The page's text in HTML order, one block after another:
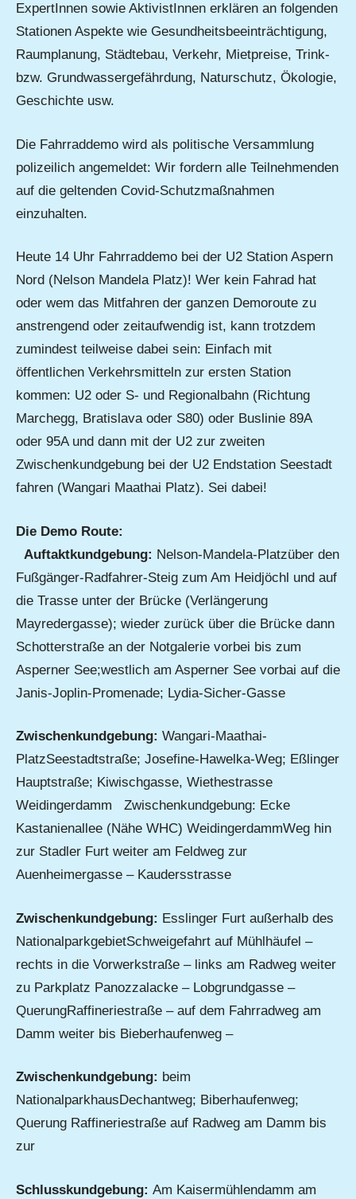
ExpertInnen sowie AktivistInnen erklären an folgenden
Stationen Aspekte wie Gesundheitsbeeinträchtigung,
Raumplanung, Städtebau, Verkehr, Mietpreise, Trink-
bzw. Grundwassergefährdung, Naturschutz, Ökologie,
Geschichte usw.
Die Fahrraddemo wird als politische Versammlung
polizeilich angemeldet: Wir fordern alle Teilnehmenden
auf die geltenden Covid-Schutzmaßnahmen
einzuhalten.
Heute 14 Uhr Fahrraddemo bei der U2 Station Aspern
Nord (Nelson Mandela Platz)! Wer kein Fahrad hat
oder wem das Mitfahren der ganzen Demoroute zu
anstrengend oder zeitaufwendig ist, kann trotzdem
zumindest teilweise dabei sein: Einfach mit
öffentlichen Verkehrsmitteln zur ersten Station
kommen: U2 oder S- und Regionalbahn (Richtung
Marchegg, Bratislava oder S80) oder Buslinie 89A
oder 95A und dann mit der U2 zur zweiten
Zwischenkundgebung bei der U2 Endstation Seestadt
fahren (Wangari Maathai Platz). Sei dabei!
Die Demo Route:
Auftaktkundgebung: Nelson-Mandela-Platzüber den
Fußgänger-Radfahrer-Steig zum Am Heidjöchl und auf
die Trasse unter der Brücke (Verlängerung
Mayredergasse); wieder zurück über die Brücke dann
Schotterstraße an der Notgalerie vorbei bis zum
Asperner See;westlich am Asperner See vorbai auf die
Janis-Joplin-Promenade; Lydia-Sicher-Gasse
Zwischenkundgebung: Wangari-Maathai-
PlatzSeestadtstraße; Josefine-Hawelka-Weg; Eßlinger
Hauptstraße; Kiwischgasse, Wiethestrasse
Weidingerdamm Zwischenkundgebung: Ecke
Kastanienallee (Nähe WHC) WeidingerdammWeg hin
zur Stadler Furt weiter am Feldweg zur
Auenheimergasse – Kaudersstrasse
Zwischenkundgebung: Esslinger Furt außerhalb des
NationalparkgebietSchweigefahrt auf Mühlhäufel –
rechts in die Vorwerkstraße – links am Radweg weiter
zu Parkplatz Panozzalacke – Lobgrundgasse –
QuerungRaffineriestraße – auf dem Fahrradweg am
Damm weiter bis Bieberhaufenweg –
Zwischenkundgebung: beim
NationalparkhausDechantweg; Biberhaufenweg;
Querung Raffineriestraße auf Radweg am Damm bis
zur
Schlusskundgebung: Am Kaisermühlendamm am